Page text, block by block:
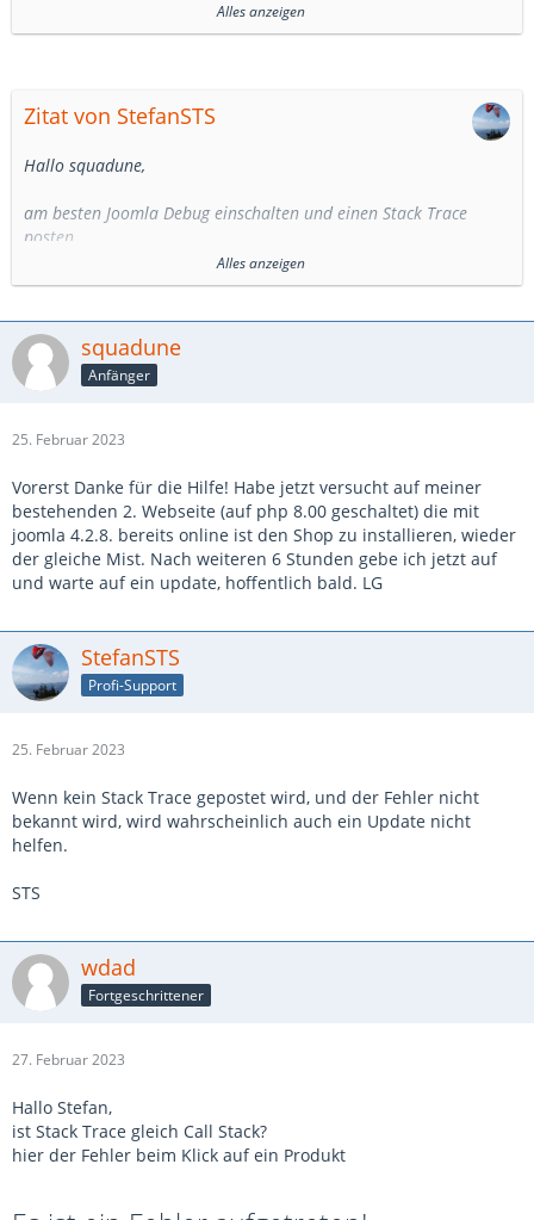
Auch bei Dir, Joomla Debug anwerfen, Stack Trace posten, dann
Grüße
Stefan
Alles anzeigen
Zitat von StefanSTS
Hallo squadune,
am besten Joomla Debug einschalten und einen Stack Trace
posten.
Desweiteren erst einmal auf PHP 8.0 oder 8.1 herunterschalten.
VirtueMart noch nicht durchweg umgesetzt sind.
Grüße
Alles anzeigen
squadune
Anfänger
25. Februar 2023
Vorerst Danke für die Hilfe! Habe jetzt versucht auf meiner
bestehenden 2. Webseite (auf php 8.00 geschaltet) die mit
joomla 4.2.8. bereits online ist den Shop zu installieren, wieder
der gleiche Mist. Nach weiteren 6 Stunden gebe ich jetzt auf
und warte auf ein update, hoffentlich bald. LG
StefanSTS
Profi-Support
25. Februar 2023
Wenn kein Stack Trace gepostet wird, und der Fehler nicht
bekannt wird, wird wahrscheinlich auch ein Update nicht
helfen.
STS
wdad
Fortgeschrittener
27. Februar 2023
Hallo Stefan,
ist Stack Trace gleich Call Stack?
hier der Fehler beim Klick auf ein Produkt